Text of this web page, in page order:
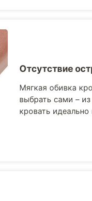
Отсутствие
Мягкая обивка
выбрать сами –
кровать